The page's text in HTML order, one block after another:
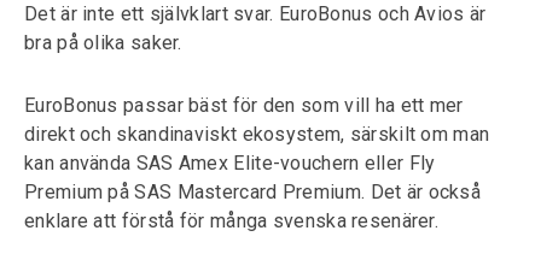
Det är inte ett självklart svar. EuroBonus och Avios är
bra på olika saker.
EuroBonus passar bäst för den som vill ha ett mer
direkt och skandinaviskt ekosystem, särskilt om man
kan använda SAS Amex Elite-vouchern eller Fly
Premium på SAS Mastercard Premium. Det är också
enklare att förstå för många svenska resenärer.